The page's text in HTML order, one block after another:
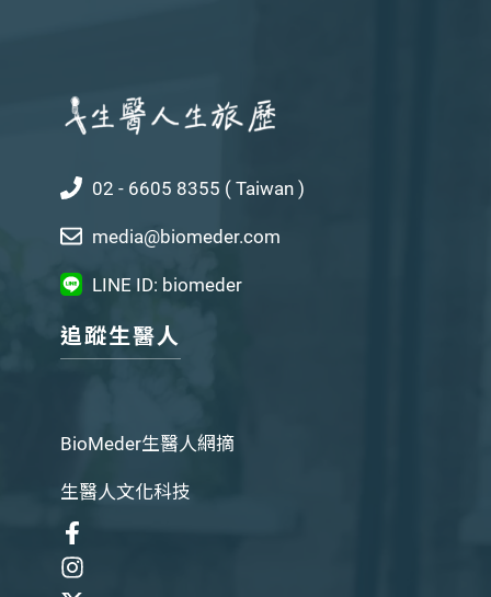
02 - 6605 8355 ( Taiwan )
media@biomeder.com
LINE ID: biomeder
追蹤生醫人
BioMeder生醫人網摘
生醫人文化科技